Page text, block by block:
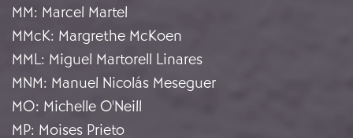
MM: Marcel Martel
MMcK: Margrethe McKoen
MML: Miguel Martorell Linares
MNM: Manuel Nicolás Meseguer
MO: Michelle O'Neill
MP: Moises Prieto